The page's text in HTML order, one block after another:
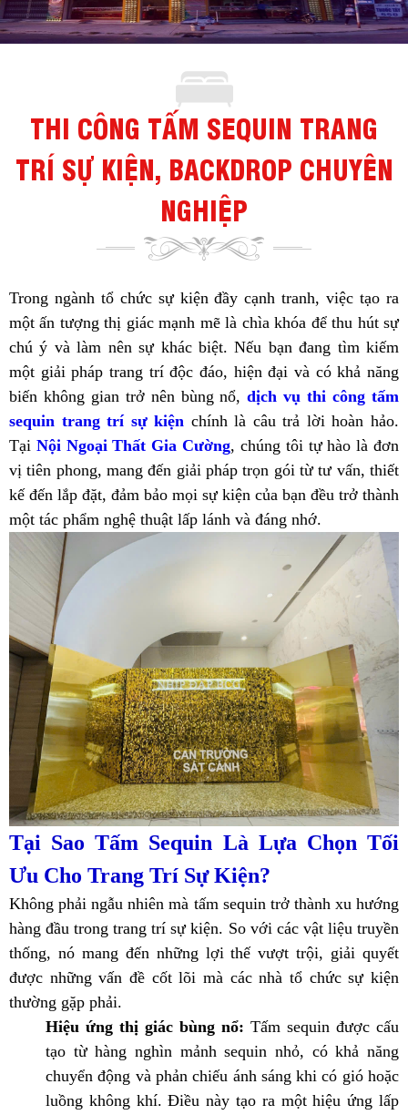
THI CÔNG TẤM SEQUIN TRANG
TRÍ SỰ KIỆN, BACKDROP CHUYÊN
NGHIỆP
Trong ngành tổ chức sự kiện đầy cạnh tranh, việc tạo ra
một ấn tượng thị giác mạnh mẽ là chìa khóa để thu hút sự
chú ý và làm nên sự khác biệt. Nếu bạn đang tìm kiếm
một giải pháp trang trí độc đáo, hiện đại và có khả năng
biến không gian trở nên bùng nổ,dịch vụ thi công tấm
sequin trang trí sự kiện chính là câu trả lời hoàn hảo.
Tại Nội Ngoại Thất Gia Cường, chúng tôi tự hào là đơn
vị tiên phong, mang đến giải pháp trọn gói từ tư vấn, thiết
kế đến lắp đặt, đảm bảo mọi sự kiện của bạn đều trở thành
một tác phẩm nghệ thuật lấp lánh và đáng nhớ.
Tại Sao Tấm Sequin Là Lựa Chọn Tối
Ưu Cho Trang Trí Sự Kiện?
Không phải ngẫu nhiên mà tấm sequin trở thành xu hướng
hàng đầu trong trang trí sự kiện. So với các vật liệu truyền
thống, nó mang đến những lợi thế vượt trội, giải quyết
được những vấn đề cốt lõi mà các nhà tổ chức sự kiện
thường gặp phải.
Hiệu ứng thị giác bùng nổ: Tấm sequin được cấu
tạo từ hàng nghìn mảnh sequin nhỏ, có khả năng
chuyển động và phản chiếu ánh sáng khi có gió hoặc
luồng không khí. Điều này tạo ra một hiệu ứng lấp